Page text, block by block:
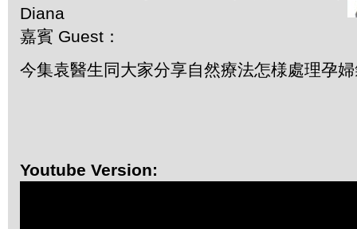
Diana
嘉賓 Guest：
今集袁醫生同大家分享自然療法怎様處理孕
Youtube Version: